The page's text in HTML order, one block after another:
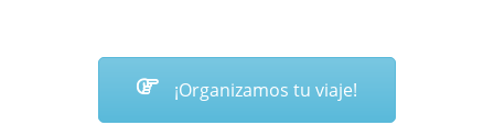
¡Organizamos tu viaje!